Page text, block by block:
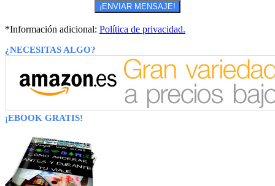
*Información adicional: Política de privacidad.
¿NECESITAS ALGO?
¡EBOOK GRATIS!